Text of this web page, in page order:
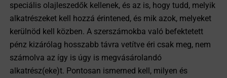
speciális olajleszedők kellenek, és az is, hogy tudd, melyik
alkatrészeket kell hozzá érintened, és mik azok, melyeket
kerülnöd kell közben. A szerszámokba való befektetett
pénz kizárólag hosszabb távra vetítve éri csak meg, nem
számolva az így is úgy is megvásárolandó
alkatrész(eke)t. Pontosan ismerned kell, milyen és